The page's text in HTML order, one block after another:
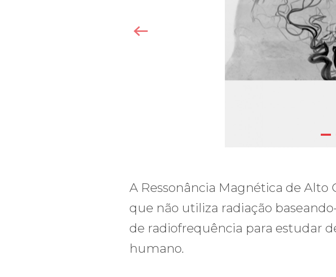
A Ressonância Magnética de
que não utiliza radiação
de radiofrequência para estudar
humano.